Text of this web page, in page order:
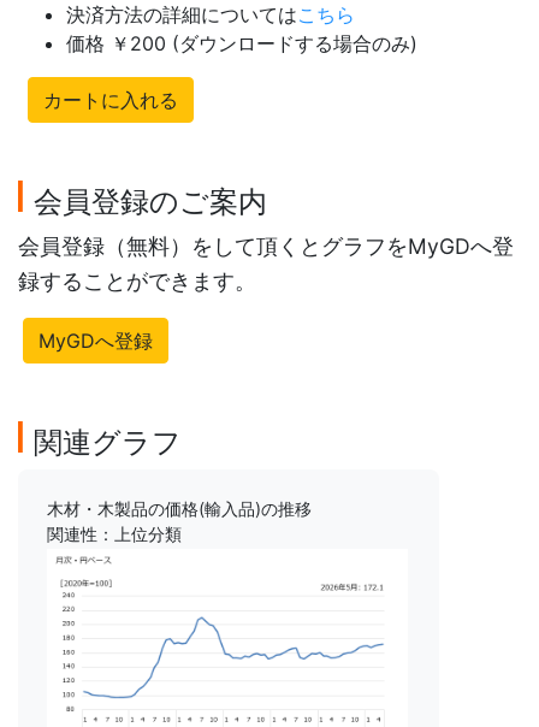
決済方法の詳細についてはこちら
価格 ￥200 (ダウンロードする場合のみ)
カートに入れる
会員登録のご案内
会員登録（無料）をして頂くとグラフをMyGDへ登
録することができます。
MyGDへ登録
関連グラフ
木材・木製品の価格(輸入品)の推移
関連性：上位分類